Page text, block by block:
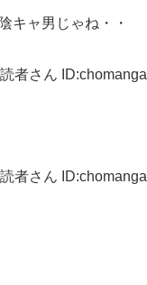
キャ男じゃね・・
者さん ID:chomanga
者さん ID:chomanga